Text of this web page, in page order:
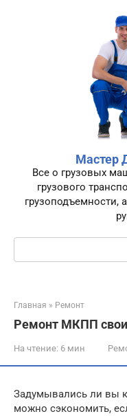
Мастер
Все о грузовых
грузового
грузоподъемности,
Поиск:
Главная » Ремонт
Ремонт МКПП
На чтение: 6 мин
Задумывались ли вы
можно сэкономить,